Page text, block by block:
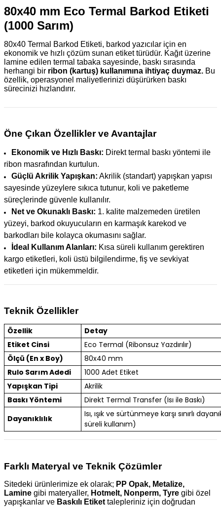
80x40 mm Eco Termal Barkod Etiketi
(1000 Sarım)
80x40 Termal Barkod Etiketi, barkod yazıcılar için en
ekonomik ve hızlı çözüm sunan etiket türüdür. Kağıt üzerine
lamine edilen termal tabaka sayesinde, baskı sırasında
herhangi bir ribon (kartuş) kullanımına ihtiyaç duymaz. Bu
özellik, operasyonel maliyetlerinizi düşürürken baskı
sürecinizi hızlandırır.
Öne Çıkan Özellikler ve Avantajlar
Ekonomik ve Hızlı Baskı: Direkt termal baskı yöntemi ile
ribon masrafından kurtulun.
Güçlü Akrilik Yapışkan: Akrilik (standart) yapışkan yapısı
sayesinde yüzeylere sıkıca tutunur, koli ve paketleme
süreçlerinde güvenle kullanılır.
Net ve Okunaklı Baskı: 1. kalite malzemeden üretilen
yüzeyi, barkod okuyucuların en karmaşık karekod ve
barkodları bile kolayca okumasını sağlar.
İdeal Kullanım Alanları: Kısa süreli kullanım gerektiren
kargo etiketleri, koli üstü bilgilendirme, fiş ve sevkiyat
etiketleri için mükemmeldir.
Teknik Özellikler
Özellik
Detay
Etiket Cinsi
Eco Termal (Ribonsuz Yazdırılır)
Ölçü (En x Boy)
80x40 mm
Rulo Sarım Adedi
1000 Adet Etiket
Yapışkan Tipi
Akrilik
Baskı Yöntemi
Direkt Termal Transfer (Isı ile Baskı)
Dayanıklılık
Isı, ışık ve sürtünmeye karşı sınırlı
süreli kullanım)
Farklı Materyal ve Teknik Çözümler
Sitedeki ürünlerimize ek olarak; PP Opak, Metalize,
Lamine gibi materyaller, Hotmelt, Nonperm, Tyre gibi özel
yapışkanlar ve Baskılı Etiket talepleriniz için doğrudan